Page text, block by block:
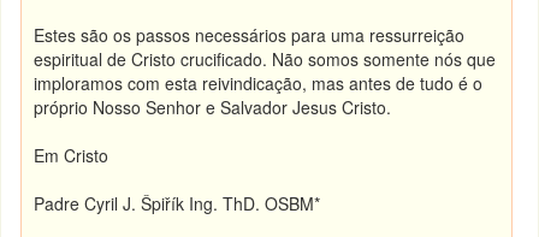
Estes são os passos necessários para uma ressurreição
espiritual de Cristo crucificado. Não somos somente nós que
imploramos com esta reivindicação, mas antes de tudo é o
próprio Nosso Senhor e Salvador Jesus Cristo.
Em Cristo
Padre Cyril J. Špiřík Ing. ThD. OSBM*